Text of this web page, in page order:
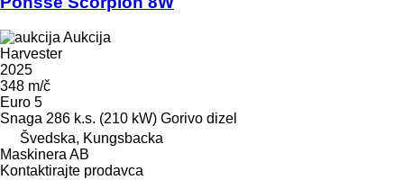
Aukcija
Harvester
2025
348 m/č
Euro 5
Snaga 286 k.s. (210 kW) Gorivo dizel
Švedska, Kungsbacka
Maskinera AB
Kontaktirajte prodavca